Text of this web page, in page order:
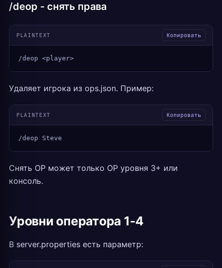
/deop - снять права
PLAINTEXT Копировать
/deop <player>
Удаляет игрока из ops.json. Пример:
PLAINTEXT Копировать
/deop Steve
Снять OP может только OP уровня 3+ или
консоль.
Уровни оператора 1-4
В server.properties есть параметр: